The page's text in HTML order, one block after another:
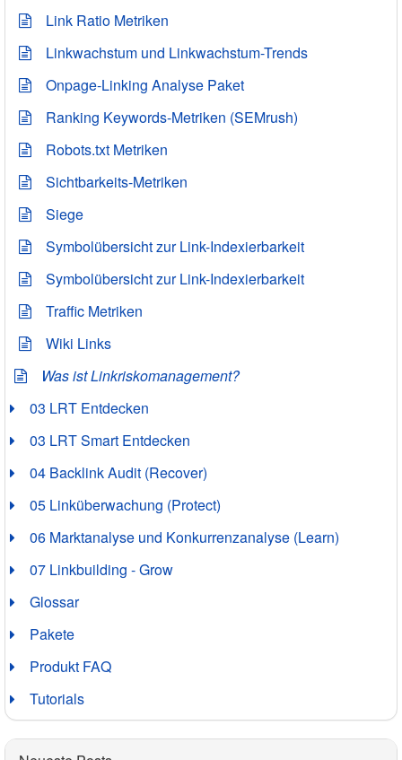
Link Ratio Metriken
Linkwachstum und Linkwachstum-Trends
Onpage-Linking Analyse Paket
Ranking Keywords-Metriken (SEMrush)
Robots.txt Metriken
Sichtbarkeits-Metriken
Siege
Symbolübersicht zur Link-Indexierbarkeit
Symbolübersicht zur Link-Indexierbarkeit
Traffic Metriken
Wiki Links
Was ist Linkriskomanagement?
03 LRT Entdecken
03 LRT Smart Entdecken
04 Backlink Audit (Recover)
05 Linküberwachung (Protect)
06 Marktanalyse und Konkurrenzanalyse (Learn)
07 Linkbuilding - Grow
Glossar
Pakete
Produkt FAQ
Tutorials